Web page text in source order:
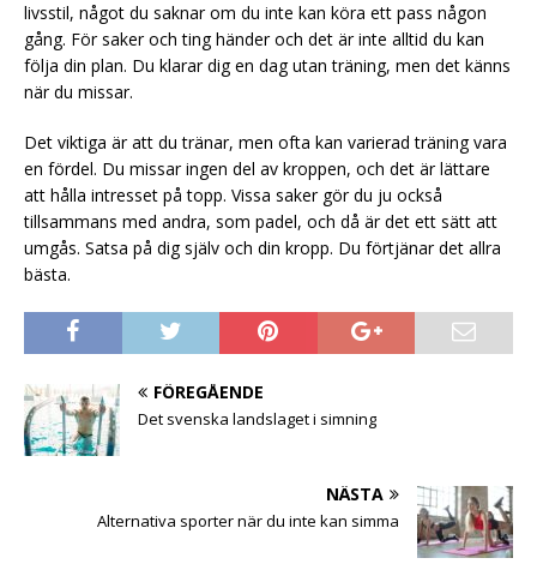
livsstil, något du saknar om du inte kan köra ett pass någon
gång. För saker och ting händer och det är inte alltid du kan
följa din plan. Du klarar dig en dag utan träning, men det känns
när du missar.
Det viktiga är att du tränar, men ofta kan varierad träning vara
en fördel. Du missar ingen del av kroppen, och det är lättare
att hålla intresset på topp. Vissa saker gör du ju också
tillsammans med andra, som padel, och då är det ett sätt att
umgås. Satsa på dig själv och din kropp. Du förtjänar det allra
bästa.
FÖREGÅENDE
Det svenska landslaget i simning
NÄSTA
Alternativa sporter när du inte kan simma